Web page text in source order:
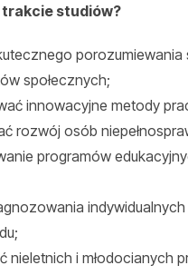
trakcie studiów?
społecznych;
innowacyjne metody
rozwój osób
programów
nieletnich i młodocianych